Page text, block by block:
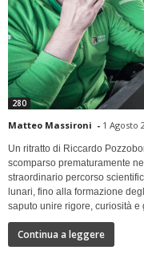
280
Matteo Massironi - 1 Agosto
Un ritratto di Riccardo
scomparso prematuramente
straordinario percorso
lunari, fino alla formazione
saputo unire rigore, curiosità e
Continua a leggere